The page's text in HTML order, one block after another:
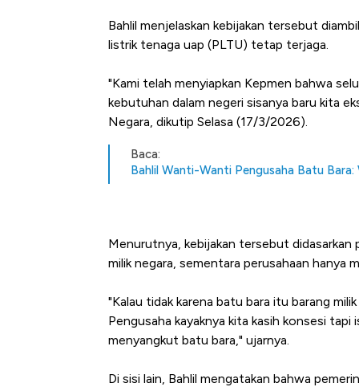
Bahlil menjelaskan kebijakan tersebut
listrik tenaga uap (PLTU) tetap terjaga.
"Kami telah menyiapkan Kepmen bahwa
kebutuhan dalam negeri sisanya baru kita
Negara, dikutip Selasa (17/3/2026).
Baca:
Bahlil Wanti-Wanti Pengusaha Batu
Menurutnya, kebijakan tersebut didasarkan
milik negara, sementara perusahaan hanya
"Kalau tidak karena batu bara itu barang
Pengusaha kayaknya kita kasih konsesi
menyangkut batu bara," ujarnya.
Di sisi lain, Bahlil mengatakan bahwa